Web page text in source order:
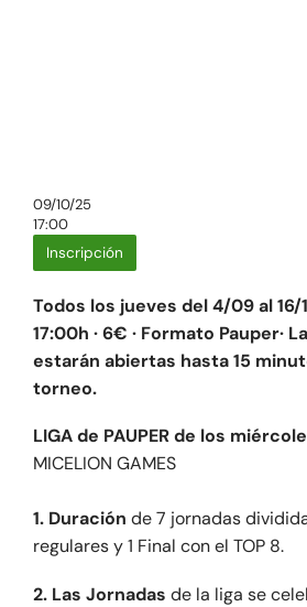
Todos los jueves del 4/09 al 16/
17:00h · 6€ · Formato Pauper·
estarán abiertas hasta 15
torneo.
LIGA de PAUPER de los
MICELION GAMES
1. Duración de 7 jornadas
regulares y 1 Final con el TOP 8.
2. Las Jornadas de la liga se
09/10/25
17:00
Inscripción